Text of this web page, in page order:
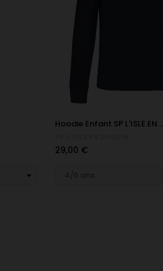
Hoodie Enfant SP L'ISLE EN...
Prix
29,00 €